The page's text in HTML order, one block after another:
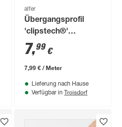
alfer
Übergangsprofil
'clipstech®'
Aluminium
messingfarben 1000
x 33 mm
7,99 €
7,99 € / Meter
Lieferung nach Hause
Verfügbar in Troisdorf